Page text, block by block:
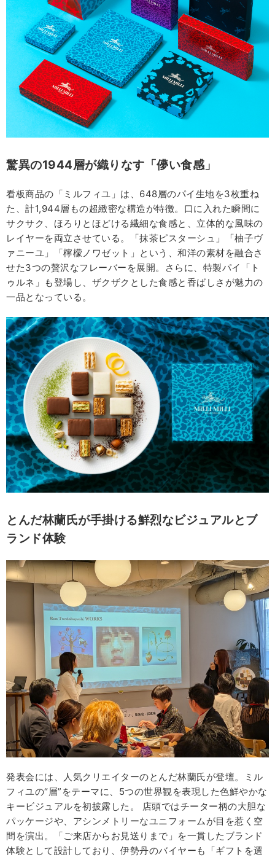
驚異の1944層が織りなす「儚い食感」
看板商品の「ミルフィユ」は、648層のパイ生地を3枚重ね
た、計1,944層もの超緻密な構造が特徴。口に入れた瞬間に
サクサク、ほろりとほどける繊細な食感と、立体的な風味の
レイヤーを両立させている。「抹茶ピスターシュ」「柚子ヴ
ァニーユ」「檸檬ノワゼット」という、和洋の素材を融合さ
せた3つの贅沢なフレーバーを展開。さらに、特製パイ「ト
ゥルネ」も登場し、ザクザクとした食感と香ばしさが魅力の
一品となっている。
とんだ林蘭氏が手掛ける鮮烈なビジュアルとブ
ランド体験
発表会には、人気クリエイターのとんだ林蘭氏が登壇。ミル
フィユの“層”をテーマに、5つの世界観を表現した色鮮やかな
キービジュアルを初披露した。 店頭ではチーター柄の大胆な
パッケージや、アシンメトリーなユニフォームが目を惹く空
間を演出。「ご来店からお見送りまで」を一貫したブランド
体験として設計しており、伊勢丹のバイヤーも「ギフトを選